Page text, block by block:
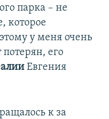
парка – не
которое
у меня очень
его
Евгения
к за